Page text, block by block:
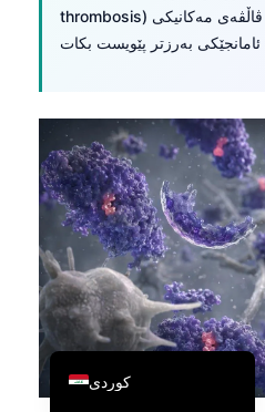
thrombosis) زۆرجار 2.0-3.0 ـە، بەڵام ڤاڵڤەی مەکانیکی
كوردی‎
English
Deutsch
العربية
Français
עִבְרִית
Italiano
Español
Ελληνικά
Türkçe